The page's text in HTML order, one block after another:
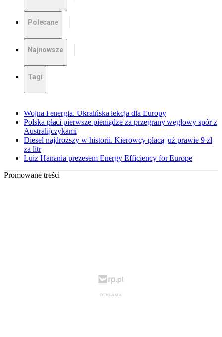
Polecane
Najnowsze
Tagi
Wojna i energia. Ukraińska lekcja dla Europy
Polska płaci pierwsze pieniądze za przegrany węglowy spór z
Australijczykami
Diesel najdroższy w historii. Kierowcy płacą już prawie 9 zł
za litr
Luiz Hanania prezesem Energy Efficiency for Europe
Promowane treści